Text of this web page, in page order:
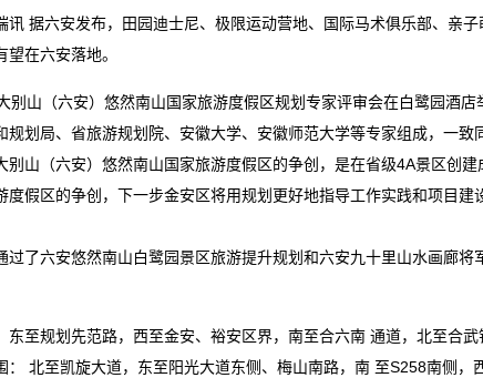
元
讯 据六安发布，田园迪士尼、极限运动营地、国际马术俱乐部、
望在六安落地。
别山（六安）悠然南山国家旅游度假区规划专家评审会在白鹭园酒
规划局、省旅游规划院、安徽大学、安徽师范大学等专家组成，一致
别山（六安）悠然南山国家旅游度假区的争创，是在省级4A景区创
度假区的争创，下一步金安区将用规划更好地指导工作实践和项目
过了六安悠然南山白鹭园景区旅游提升规划和六安九十里山水画廊将
东至规划先范路，西至金安、裕安区界，南至合六南 通道，北至合武
： 北至凯旋大道，东至阳光大道东侧、梅山南路，南 至S258南侧